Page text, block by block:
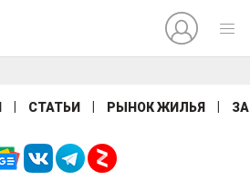
СТАТЬИ РЫНОК ЖИЛЬЯ